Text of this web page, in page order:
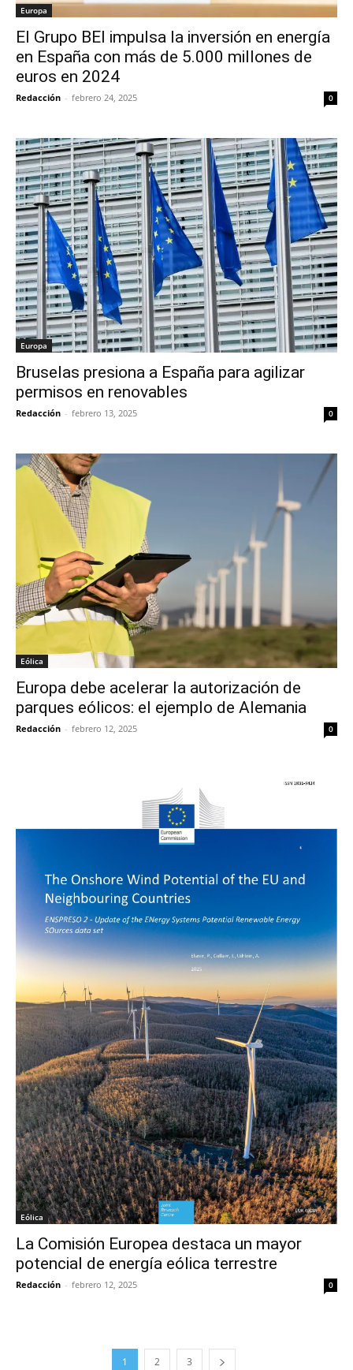
Europa
El Grupo BEI impulsa la inversión en energía
en España con más de 5.000 millones de
euros en 2024
Redacción - febrero 24, 2025 0
Europa
Bruselas presiona a España para agilizar
permisos en renovables
Redacción - febrero 13, 2025 0
Eólica
Europa debe acelerar la autorización de
parques eólicos: el ejemplo de Alemania
Redacción - febrero 12, 2025 0
Eólica
La Comisión Europea destaca un mayor
potencial de energía eólica terrestre
Redacción - febrero 12, 2025 0
1 2 3